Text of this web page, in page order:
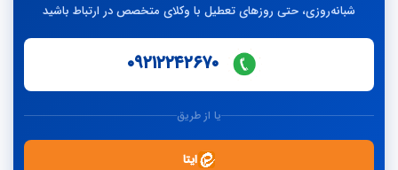
شبانه‌روزی، حتی روزهای تعطیل با وکلای متخصص در ارتباط باشید
۰۹۲۱۲۲۴۲۶۷۰
یا از طریق
ایتا